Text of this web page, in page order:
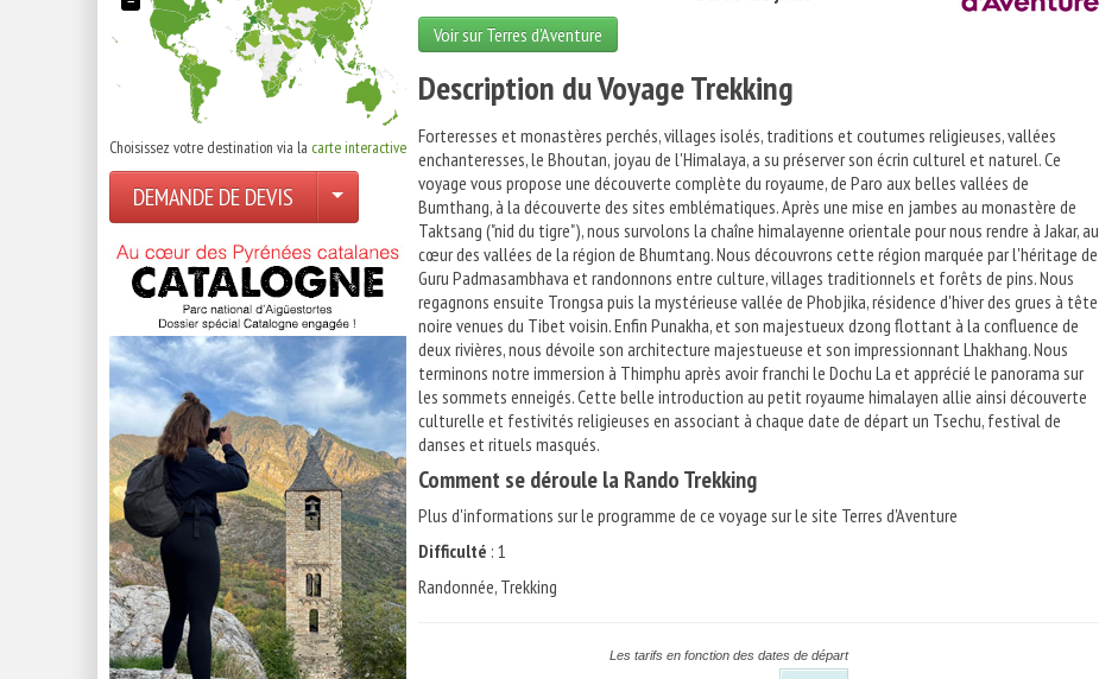
Choisissez votre destination via la carte interactive
DEMANDE DE DEVIS
Voir sur Terres d'Aventure
Description du Voyage Trekking
Forteresses et monastères perchés, villages isolés, traditions et coutumes religieuses, vallées
enchanteresses, le Bhoutan, joyau de l'Himalaya, a su préserver son écrin culturel et naturel. Ce
voyage vous propose une découverte complète du royaume, de Paro aux belles vallées de
Bumthang, à la découverte des sites emblématiques. Après une mise en jambes au monastère de
Taktsang ("nid du tigre"), nous survolons la chaîne himalayenne orientale pour nous rendre à Jakar, au
cœur des vallées de la région de Bhumtang. Nous découvrons cette région marquée par l'héritage de
Guru Padmasambhava et randonnons entre culture, villages traditionnels et forêts de pins. Nous
regagnons ensuite Trongsa puis la mystérieuse vallée de Phobjika, résidence d'hiver des grues à tête
noire venues du Tibet voisin. Enfin Punakha, et son majestueux dzong flottant à la confluence de
deux rivières, nous dévoile son architecture majestueuse et son impressionnant Lhakhang. Nous
terminons notre immersion à Thimphu après avoir franchi le Dochu La et apprécié le panorama sur
les sommets enneigés. Cette belle introduction au petit royaume himalayen allie ainsi découverte
culturelle et festivités religieuses en associant à chaque date de départ un Tsechu, festival de
danses et rituels masqués.
Comment se déroule la Rando Trekking
Plus d'informations sur le programme de ce voyage sur le site Terres d'Aventure
Difficulté : 1
Randonnée, Trekking
Les tarifs en fonction des dates de départ